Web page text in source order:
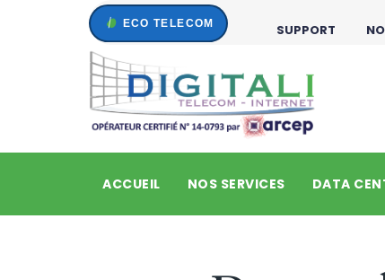
SUPPORT
ACCUEIL NOS SERVICES DATA